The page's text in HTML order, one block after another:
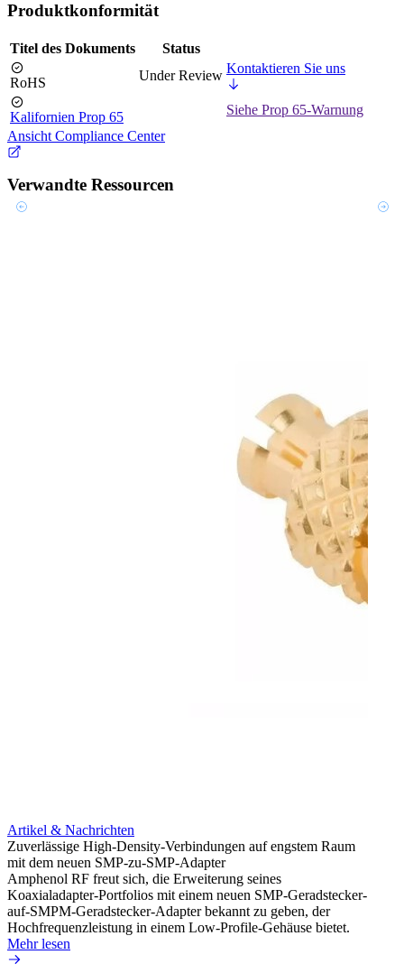
Produktkonformität
Titel des Dokuments Status
RoHS Under Review Kontaktieren Sie uns
Kalifornien Prop 65
Siehe Prop 65-Warnung
Ansicht Compliance Center
Verwandte Ressourcen
Artikel & Nachrichten
Zuverlässige High-Density-Verbindungen auf engstem Raum
mit dem neuen SMP-zu-SMP-Adapter
Amphenol RF freut sich, die Erweiterung seines
Koaxialadapter-Portfolios mit einem neuen SMP-Geradstecker-
auf-SMPM-Geradstecker-Adapter bekannt zu geben, der
Hochfrequenzleistung in einem Low-Profile-Gehäuse bietet.
Mehr lesen